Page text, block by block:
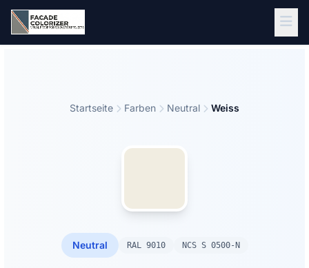
Zum Hauptinhalt springen
Startseite Farben Neutral Weiss
Neutral RAL 9010 NCS S 0500-N